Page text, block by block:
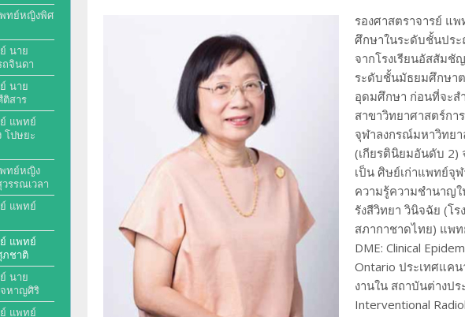
กรของภาควิชา/ฝ่ายรังสีวิทยา
ติโรงเรียนรังสีเทคนิค (หลักสูตรนี้ได้ปิดทำการเรียนการสอนแล้ว)
ตินักรังสีเทคนิค
ตินักฟิสิกส์การแพทย์
ติพยาบาลกับงานทางรังสีวิทยา
พทย์หญิงพิศ
นาย
จินดา
นาย
สาร
ย์ แพทย์
โปษยะ
พทย์หญิง
รรณเวลา
ย์ แพทย์
ย์ แพทย์
ภชาติ
นาย
หาญศิริ
ย์ แพทย์
รองศาสตราจารย์ แ
ศึกษาในระดับชั้นปร
จากโรงเรียนอัสสัมชั
ระดับชั้นมัธยมศึกษาต
อุดมศึกษา ก่อนที่จะส
สาขาวิทยาศาสตร์ก
จุฬาลงกรณ์มหาวิทย
(เกียรตินิยมอันดับ 2)
เป็น ศิษย์เก่าแพทย์จุ
ความรู้ความชำนาญใ
รังสีวิทยา วินิจฉัย (โ
สภากาชาดไทย) แพ
DME: Clinical
Ontario ประเทศแค
งานใน สถาบันต่างป
Interventional